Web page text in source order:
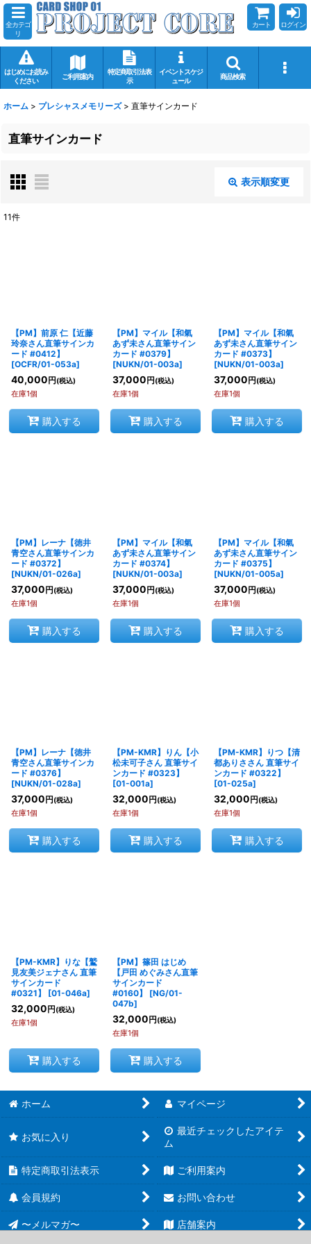
全カテゴ
リ
カート ログイン
はじめにお読み
ください
ご利用案内
特定商取引法表
示
イベントスケジ
ュール
商品検索
ホーム > プレシャスメモリーズ > 直筆サインカード
直筆サインカード
表示順変更
絞り込む
11件
【PM】前原 仁【近藤
玲奈さん直筆サインカ
ード #0412】
[OCFR/01-053a]
40,000 円 (税込)
在庫1個
購入する
【PM】マイル【和氣
あず未さん直筆サイン
カード #0379】
[NUKN/01-003a]
37,000 円 (税込)
在庫1個
購入する
【PM】マイル【和氣
あず未さん直筆サイン
カード #0373】
[NUKN/01-003a]
37,000 円 (税込)
在庫1個
購入する
【PM】レーナ【徳井
青空さん直筆サインカ
ード #0372】
[NUKN/01-026a]
37,000 円 (税込)
在庫1個
購入する
【PM】マイル【和氣
あず未さん直筆サイン
カード #0374】
[NUKN/01-003a]
37,000 円 (税込)
在庫1個
購入する
【PM】マイル【和氣
あず未さん直筆サイン
カード #0375】
[NUKN/01-005a]
37,000 円 (税込)
在庫1個
購入する
【PM】レーナ【徳井
青空さん直筆サインカ
ード #0376】
[NUKN/01-028a]
37,000 円 (税込)
在庫1個
購入する
【PM-KMR】りん【小
松未可子さん 直筆サイ
ンカード #0323】
[01-001a]
32,000 円 (税込)
在庫1個
購入する
【PM-KMR】りつ【清
都ありささん 直筆サイ
ンカード #0322】
[01-025a]
32,000 円 (税込)
在庫1個
購入する
【PM-KMR】りな【鷲
見友美ジェナさん 直筆
サインカード
#0321】
[01-046a]
32,000 円 (税込)
在庫1個
購入する
【PM】篠田 はじめ
【戸田 めぐみさん直筆
サインカード
#0160】
[NG/01-
047b]
32,000 円 (税込)
在庫1個
購入する
ホーム マイページ
お気に入り
最近チェックしたアイテ
ム
特定商取引法表示 ご利用案内
会員規約 お問い合わせ
〜メルマガ〜 店舗案内